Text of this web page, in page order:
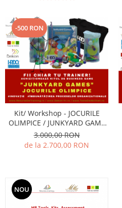
-500 RON
Kit/ Workshop - JOCURILE
OLIMPICE / JUNKYARD GAME
(Antrenarea competentelor de
INOVARE si imbunatatire
3.000,00 RON
de la 2.700,00 RON
NOU